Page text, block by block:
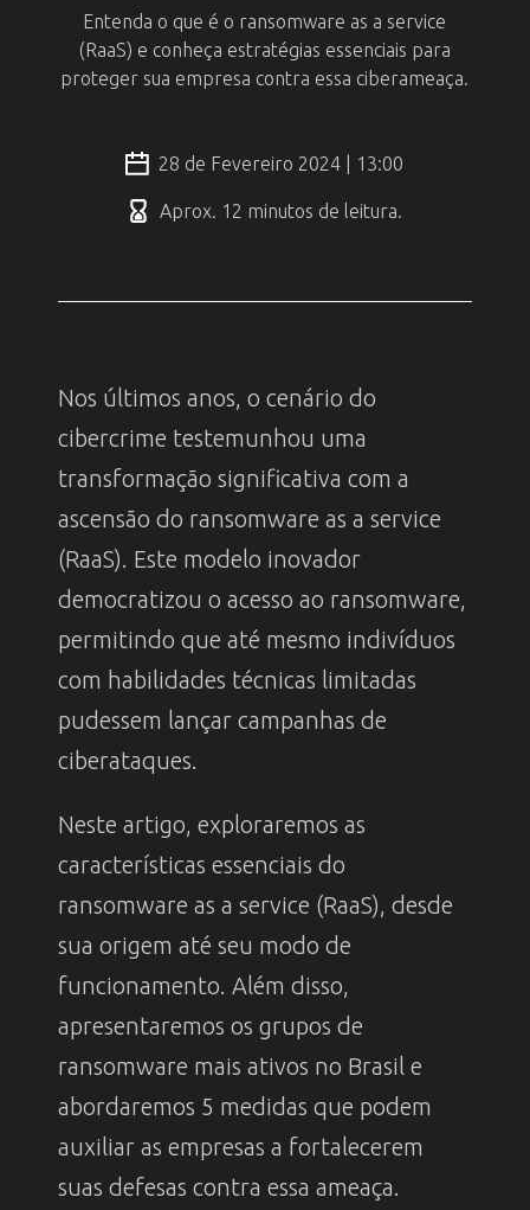
Entenda o que é o ransomware as a service
(RaaS) e conheça estratégias essenciais para
proteger sua empresa contra essa ciberameaça.
28 de Fevereiro 2024 | 13:00
Aprox. 12 minutos de leitura.
Nos últimos anos, o cenário do
cibercrime testemunhou uma
transformação significativa com a
ascensão do ransomware as a service
(RaaS). Este modelo inovador
democratizou o acesso ao ransomware,
permitindo que até mesmo indivíduos
com habilidades técnicas limitadas
pudessem lançar campanhas de
ciberataques.
Neste artigo, exploraremos as
características essenciais do
ransomware as a service (RaaS), desde
sua origem até seu modo de
funcionamento. Além disso,
apresentaremos os grupos de
ransomware mais ativos no Brasil e
abordaremos 5 medidas que podem
auxiliar as empresas a fortalecerem
suas defesas contra essa ameaça.